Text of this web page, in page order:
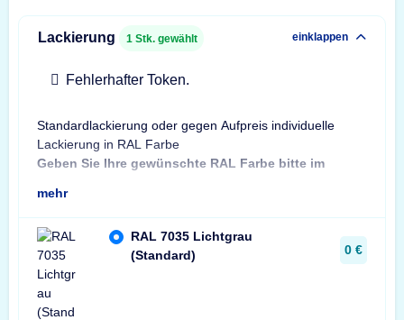
Lackierung 1 Stk. gewählt einklappen
Fehlerhafter Token.
Standardlackierung oder gegen Aufpreis individuelle
Lackierung in RAL Farbe
Geben Sie Ihre gewünschte RAL Farbe bitte im
mehr
RAL 7035 Lichtgrau
(Standard)
0 €